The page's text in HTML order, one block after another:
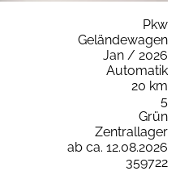
Pkw
Geländewagen
Jan / 2026
Automatik
20 km
5
Grün
Zentrallager
ab ca. 12.08.2026
359722